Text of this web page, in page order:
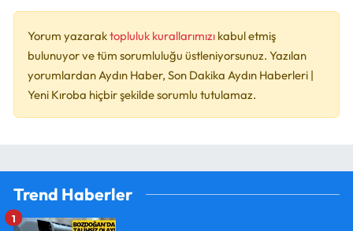
Yorum yazaraktopluluk kurallarımızı kabul etmiş
bulunuyor ve tüm sorumluluğu üstleniyorsunuz. Yazılan
yorumlardan Aydın Haber, Son Dakika Aydın Haberleri |
Yeni Kıroba hiçbir şekilde sorumlu tutulamaz.
Trend Haberler
1